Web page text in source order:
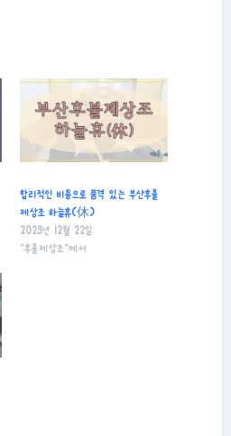
합리적인 비용으로 품격 있는 부산후불
제상조 하늘휴(休)
2023년 12월 22일
"후불제상조"에서